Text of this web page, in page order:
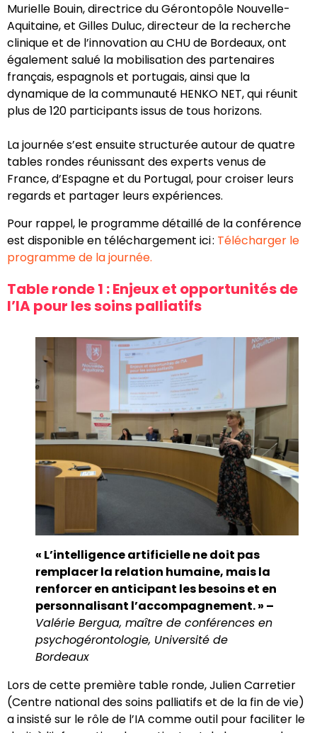
Murielle Bouin, directrice du Gérontopôle Nouvelle-
Aquitaine, et Gilles Duluc, directeur de la recherche
clinique et de l’innovation au CHU de Bordeaux, ont
également salué la mobilisation des partenaires
français, espagnols et portugais, ainsi que la
dynamique de la communauté HENKO NET, qui réunit
plus de 120 participants issus de tous horizons.
La journée s’est ensuite structurée autour de quatre
tables rondes réunissant des experts venus de
France, d’Espagne et du Portugal, pour croiser leurs
regards et partager leurs expériences.
Pour rappel, le programme détaillé de la conférence
est disponible en téléchargement ici : Télécharger le
programme de la journée.
Table ronde 1 : Enjeux et opportunités de
l’IA pour les soins palliatifs
« L’intelligence artificielle ne doit pas
remplacer la relation humaine, mais la
renforcer en anticipant les besoins et en
personnalisant l’accompagnement. » –
Valérie Bergua, maître de conférences en
psychogérontologie, Université de
Bordeaux
Lors de cette première table ronde, Julien Carretier
(Centre national des soins palliatifs et de la fin de vie)
a insisté sur le rôle de l’IA comme outil pour faciliter le